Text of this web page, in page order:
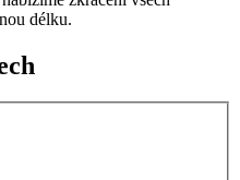
délku.